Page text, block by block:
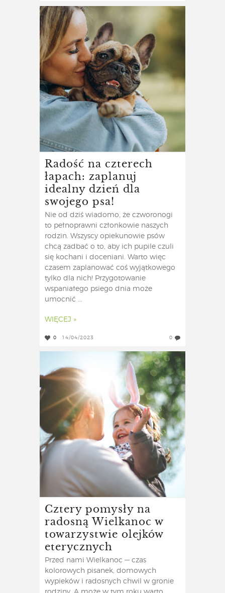
Radość na czterech
łapach: zaplanuj
idealny dzień dla
swojego psa!
Nie od dziś wiadomo, że czworonogi
to pełnoprawni członkowie naszych
rodzin. Wszyscy opiekunowie psów
chcą zadbać o to, aby ich pupile czuli
się kochani i doceniani. Warto więc
czasem zaplanować coś wyjątkowego
tylko dla nich! Przygotowanie
wspaniałego psiego dnia może
umocnić ...
WIĘCEJ »
0 14/04/2023 0
Cztery pomysły na
radosną Wielkanoc w
towarzystwie olejków
eterycznych
Przed nami Wielkanoc — czas
kolorowych pisanek, domowych
wypieków i radosnych chwil w gronie